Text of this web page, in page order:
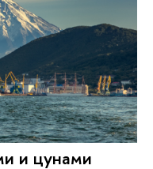
и цунами